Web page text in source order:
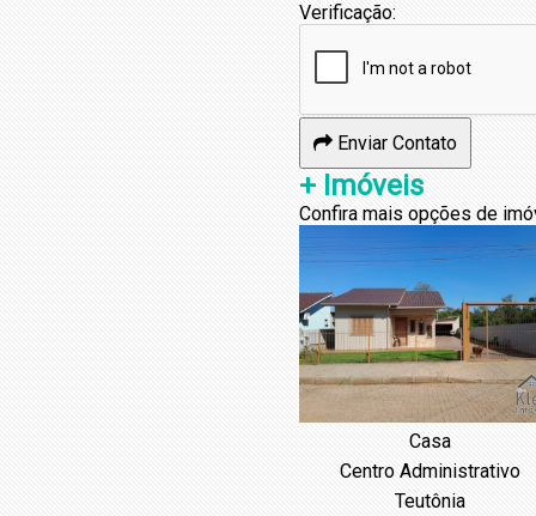
Verificação:
Enviar Contato
+ Imóveis
Confira mais opções de
Casa
Centro Administrativo
Teutônia